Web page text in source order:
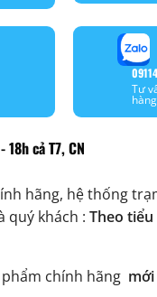
Tư
hàng
cả T7, CN
hãng, hệ thống
quý khách : Theo
chính hãng mới